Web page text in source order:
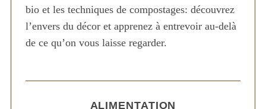
bio et les techniques de compostages: découvrez
l’envers du décor et apprenez à entrevoir au-delà
de ce qu’on vous laisse regarder.
ALIMENTATION